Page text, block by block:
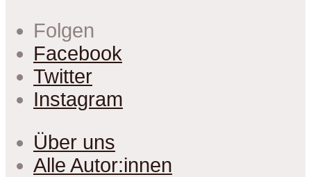
Folgen
Facebook
Twitter
Instagram
Über uns
Alle Autor:innen